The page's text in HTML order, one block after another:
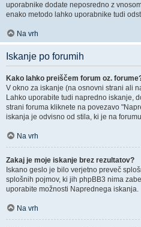
uporabnike dodate neposredno z
enako metodo lahko uporabnike tudi
Na vrh
Iskanje po forumih
Kako lahko preiščem forum oz.
V okno za iskanje (na osnovni strani ali
Lahko uporabite tudi napredno iskanje,
strani foruma kliknete na povezavo
iskanja je odvisno od stila, ki je na
Na vrh
Zakaj je moje iskanje brez rezultatov?
Iskano geslo je bilo verjetno preveč
splošnih pojmov, ki jih phpBB3 nima
uporabite možnosti Naprednega iskanja.
Na vrh